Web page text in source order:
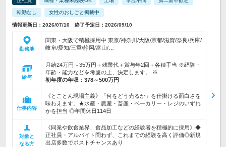
転勤なし 女性のおしごと掲載中
情報更新日：2026/07/10 終了予定日：2026/09/10
勤務地
関東・大阪で積極採用中 東京/神奈川/大阪/京都/滋賀/奈良/兵庫/
岐阜/愛知/三重/静岡/富山/…
給与
月給24万円～35万円＋残業代＋賞与年2回＋各種手当 ※経験・
年齢・能力などを考慮の上、決定します。 ※…
初年度の年収： 378～500万円
仕事内容
《とことん現場主義》「何をどう売るか」を仕掛ける面白さを
味わえます。★水産・農産・畜産・ベーカリー・レジのいずれ
かを担当 ◎年間休日114日
対象と
なる方
《同業や飲食業界、食品加工などの経験者を積極的に採用》◆
正社員・アルバイト問わず、これまでの経験を高く評価◎新規
出店多数でポストチャンスあり